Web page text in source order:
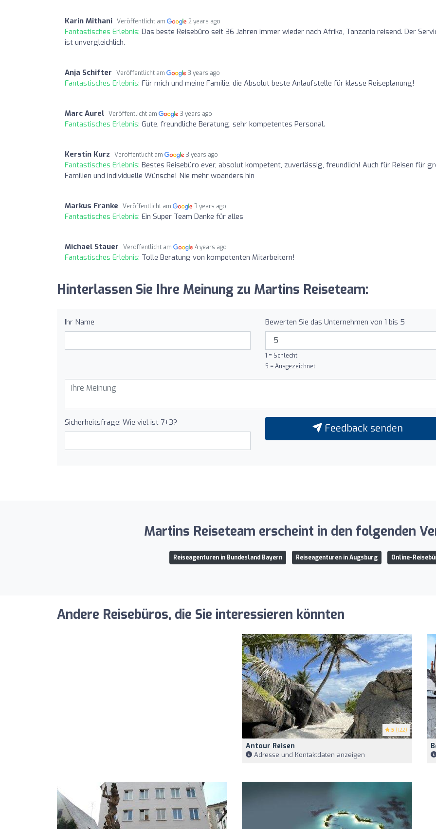
Karin Mithani Veröffentlicht am 2 years ago
Fantastisches Erlebnis: Das beste Reisebüro seit 36 Jahren immer wieder nach Afrika, Tanzania reisend. Der
ist unvergleichlich.
Anja Schifter Veröffentlicht am 3 years ago
Fantastisches Erlebnis: Für mich und meine Familie, die Absolut beste Anlaufstelle für klasse Reiseplanung!
Marc Aurel Veröffentlicht am 3 years ago
Fantastisches Erlebnis: Gute, freundliche Beratung, sehr kompetentes Personal.
Kerstin Kurz Veröffentlicht am 3 years ago
Fantastisches Erlebnis: Bestes Reisebüro ever, absolut kompetent, zuverlässig, freundlich! Auch für Reisen für
Familien und individuelle Wünsche! Nie mehr woanders hin
Markus Franke Veröffentlicht am 3 years ago
Fantastisches Erlebnis: Ein Super Team Danke für alles
Michael Stauer Veröffentlicht am 4 years ago
Fantastisches Erlebnis: Tolle Beratung von kompetenten Mitarbeitern!
Hinterlassen Sie Ihre Meinung zu Martins Reiseteam:
Ihr Name Bewerten Sie das Unternehmen von 1 bis 5
1 = Schlecht
5 = Ausgezeichnet
Sicherheitsfrage: Wie viel ist 7+3? Feedback senden
Martins Reiseteam erscheint in den folgenden
Reiseagenturen in Bundesland Bayern Reiseagenturen in Augsburg Online-
Andere Reisebüros, die Sie interessieren könnten
5 (122)
Antour Reisen
Adresse und Kontaktdaten anzeigen